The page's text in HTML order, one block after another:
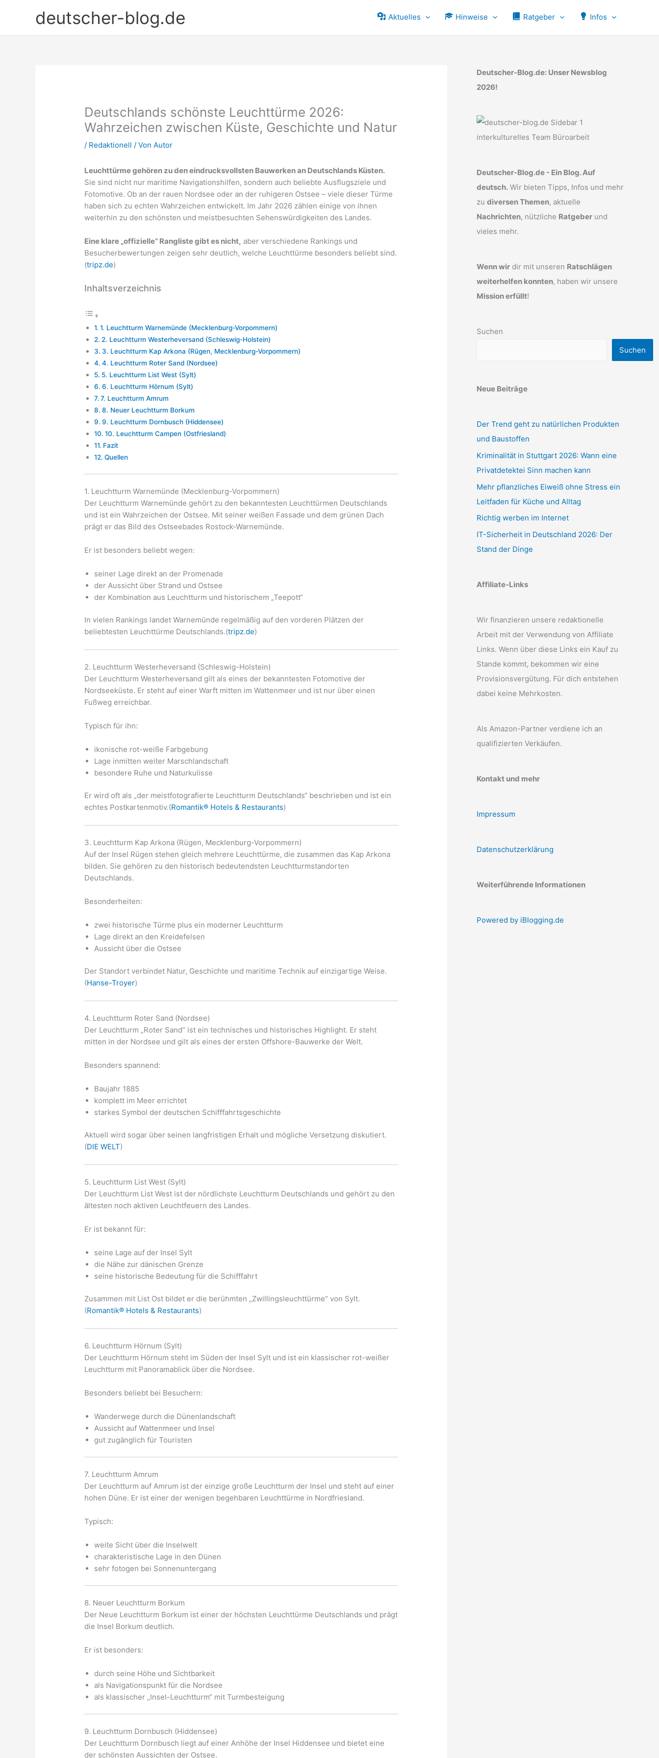
deutscher-blog.de Aktuelles Hinweise Ratgeber Infos
Deutschlands schönste Leuchttürme 2026:
Wahrzeichen zwischen Küste, Geschichte und Natur
/ Redaktionell / VonAutor
Leuchttürme gehören zu den eindrucksvollsten Bauwerken an Deutschlands Küsten.
Sie sind nicht nur maritime Navigationshilfen, sondern auch beliebte Ausflugsziele und
Fotomotive. Ob an der rauen Nordsee oder an der ruhigeren Ostsee – viele dieser Türme
haben sich zu echten Wahrzeichen entwickelt. Im Jahr 2026 zählen einige von ihnen
weiterhin zu den schönsten und meistbesuchten Sehenswürdigkeiten des Landes.
Eine klare „offizielle“ Rangliste gibt es nicht, aber verschiedene Rankings und
Besucherbewertungen zeigen sehr deutlich, welche Leuchttürme besonders beliebt sind.
(tripz.de)
Inhaltsverzeichnis
1. Leuchtturm Warnemünde (Mecklenburg-Vorpommern)
2. Leuchtturm Westerheversand (Schleswig-Holstein)
3. Leuchtturm Kap Arkona (Rügen, Mecklenburg-Vorpommern)
4. Leuchtturm Roter Sand (Nordsee)
5. Leuchtturm List West (Sylt)
6. Leuchtturm Hörnum (Sylt)
7. Leuchtturm Amrum
8. Neuer Leuchtturm Borkum
9. Leuchtturm Dornbusch (Hiddensee)
10. Leuchtturm Campen (Ostfriesland)
Fazit
Quellen
1. Leuchtturm Warnemünde (Mecklenburg-Vorpommern)
Der Leuchtturm Warnemünde gehört zu den bekanntesten Leuchttürmen Deutschlands
und ist ein Wahrzeichen der Ostsee. Mit seiner weißen Fassade und dem grünen Dach
prägt er das Bild des Ostseebades Rostock-Warnemünde.
Er ist besonders beliebt wegen:
seiner Lage direkt an der Promenade
der Aussicht über Strand und Ostsee
der Kombination aus Leuchtturm und historischem „Teepott“
In vielen Rankings landet Warnemünde regelmäßig auf den vorderen Plätzen der
beliebtesten Leuchttürme Deutschlands.(tripz.de)
2. Leuchtturm Westerheversand (Schleswig-Holstein)
Der Leuchtturm Westerheversand gilt als eines der bekanntesten Fotomotive der
Nordseeküste. Er steht auf einer Warft mitten im Wattenmeer und ist nur über einen
Fußweg erreichbar.
Typisch für ihn:
ikonische rot-weiße Farbgebung
Lage inmitten weiter Marschlandschaft
besondere Ruhe und Naturkulisse
Er wird oft als „der meistfotografierte Leuchtturm Deutschlands“ beschrieben und ist ein
echtes Postkartenmotiv.(Romantik® Hotels & Restaurants)
3. Leuchtturm Kap Arkona (Rügen, Mecklenburg-Vorpommern)
Auf der Insel Rügen stehen gleich mehrere Leuchttürme, die zusammen das Kap Arkona
bilden. Sie gehören zu den historisch bedeutendsten Leuchtturmstandorten
Deutschlands.
Besonderheiten:
zwei historische Türme plus ein moderner Leuchtturm
Lage direkt an den Kreidefelsen
Aussicht über die Ostsee
Der Standort verbindet Natur, Geschichte und maritime Technik auf einzigartige Weise.
(Hanse-Troyer)
4. Leuchtturm Roter Sand (Nordsee)
Der Leuchtturm „Roter Sand“ ist ein technisches und historisches Highlight. Er steht
mitten in der Nordsee und gilt als eines der ersten Offshore-Bauwerke der Welt.
Besonders spannend:
Baujahr 1885
komplett im Meer errichtet
starkes Symbol der deutschen Schifffahrtsgeschichte
Aktuell wird sogar über seinen langfristigen Erhalt und mögliche Versetzung diskutiert.
(DIE WELT)
5. Leuchtturm List West (Sylt)
Der Leuchtturm List West ist der nördlichste Leuchtturm Deutschlands und gehört zu den
ältesten noch aktiven Leuchtfeuern des Landes.
Er ist bekannt für:
seine Lage auf der Insel Sylt
die Nähe zur dänischen Grenze
seine historische Bedeutung für die Schifffahrt
Zusammen mit List Ost bildet er die berühmten „Zwillingsleuchttürme“ von Sylt.
(Romantik® Hotels & Restaurants)
6. Leuchtturm Hörnum (Sylt)
Der Leuchtturm Hörnum steht im Süden der Insel Sylt und ist ein klassischer rot-weißer
Leuchtturm mit Panoramablick über die Nordsee.
Besonders beliebt bei Besuchern:
Wanderwege durch die Dünenlandschaft
Aussicht auf Wattenmeer und Insel
gut zugänglich für Touristen
7. Leuchtturm Amrum
Der Leuchtturm auf Amrum ist der einzige große Leuchtturm der Insel und steht auf einer
hohen Düne. Er ist einer der wenigen begehbaren Leuchttürme in Nordfriesland.
Typisch:
weite Sicht über die Inselwelt
charakteristische Lage in den Dünen
sehr fotogen bei Sonnenuntergang
8. Neuer Leuchtturm Borkum
Der Neue Leuchtturm Borkum ist einer der höchsten Leuchttürme Deutschlands und prägt
die Insel Borkum deutlich.
Er ist besonders:
durch seine Höhe und Sichtbarkeit
als Navigationspunkt für die Nordsee
als klassischer „Insel-Leuchtturm“ mit Turmbesteigung
9. Leuchtturm Dornbusch (Hiddensee)
Der Leuchtturm Dornbusch liegt auf einer Anhöhe der Insel Hiddensee und bietet eine
der schönsten Aussichten der Ostsee.
Deutscher-Blog.de: Unser Newsblog
2026!
Deutscher-Blog.de - Ein Blog. Auf
deutsch. Wir bieten Tipps, Infos und mehr
zu diversen Themen, aktuelle
Nachrichten, nützliche Ratgeber und
vieles mehr.
Wenn wir dir mit unseren Ratschlägen
weiterhelfen konnten, haben wir unsere
Mission erfüllt!
Suchen
Suchen
Neue Beiträge
Der Trend geht zu natürlichen Produkten
und Baustoffen
Kriminalität in Stuttgart 2026: Wann eine
Privatdetektei Sinn machen kann
Mehr pflanzliches Eiweiß ohne Stress ein
Leitfaden für Küche und Alltag
Richtig werben im Internet
IT-Sicherheit in Deutschland 2026: Der
Stand der Dinge
Affiliate-Links
Wir finanzieren unsere redaktionelle
Arbeit mit der Verwendung von Affiliate
Links. Wenn über diese Links ein Kauf zu
Stande kommt, bekommen wir eine
Provisionsvergütung. Für dich entstehen
dabei keine Mehrkosten.
Als Amazon-Partner verdiene ich an
qualifizierten Verkäufen.
Kontakt und mehr
Impressum
Datenschutzerklärung
Weiterführende Informationen
Powered by iBlogging.de